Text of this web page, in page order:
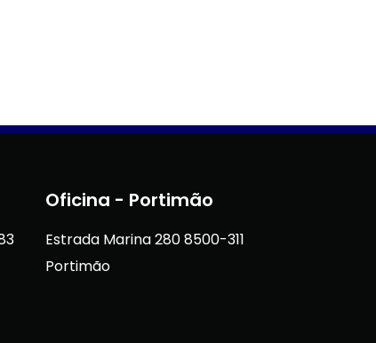
Oficina - Portimão
Estrada Marina 280 8500-311
Portimão